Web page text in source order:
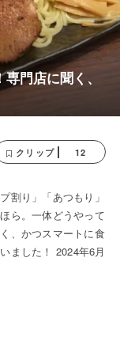
門店に聞く、
クリップ 12
割り」「あつもり」
ら。一体どうやって
、かつスマートに食
ました！ 2024年6月